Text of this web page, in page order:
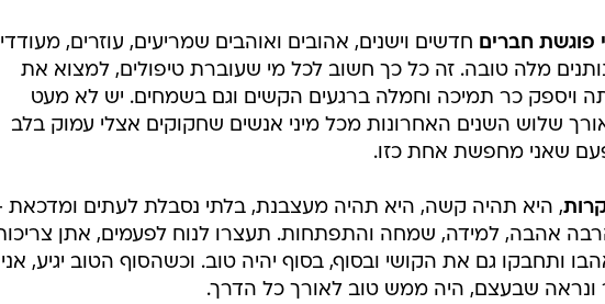
פוגשת חברים חדשים וישנים, אהובים ואוהבים שמריעים, עוזרים,
מלה טובה. זה כל כך חשוב לכל מי שעוברת טיפולים, למצוא את
ויספק כר תמיכה וחמלה ברגעים הקשים וגם בשמחים. יש לא מעט
שלוש השנים האחרונות מכל מיני אנשים שחקוקים אצלי עמוק בלב
פעם שאני מחפשת אחת כזו.
, היא תהיה קשה, היא תהיה מעצבנת, בלתי נסבלת לעתים ומדכאת
אהבה, למידה, שמחה והתפתחות. תעצרו לנוח לפעמים, אתן
ותחבקו גם את הקושי ובסוף, בסוף יהיה טוב. וכשהסוף הטוב יגיע, אני
שבעצם, היה ממש טוב לאורך כל הדרך.